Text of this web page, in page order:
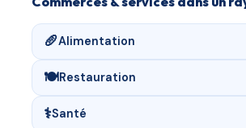
🥖Alimentation
🍽️Restauration
⚕️Santé